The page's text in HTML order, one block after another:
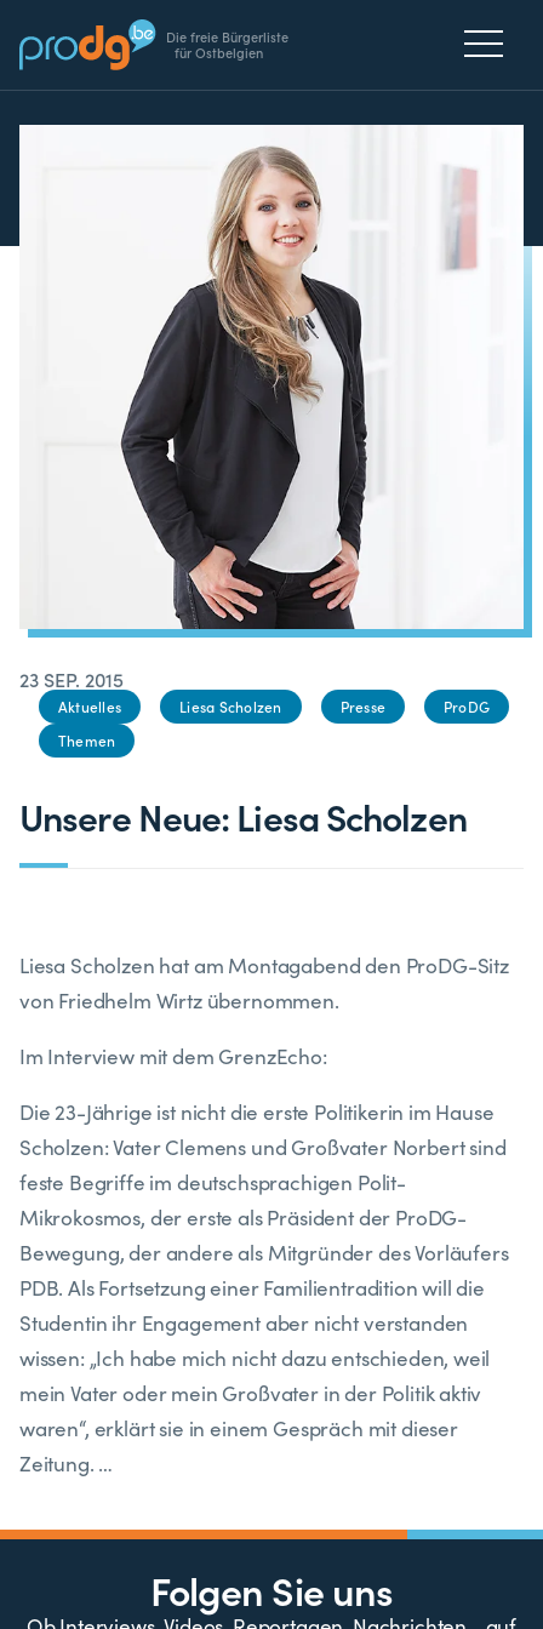
Die freie Bürgerliste
für Ostbelgien
23 SEP. 2015
Aktuelles Liesa Scholzen Presse
ProDG
Themen
Unsere Neue: Liesa Scholzen
Liesa Scholzen hat am Montagabend den ProDG-Sitz
von Friedhelm Wirtz übernommen.
Im Interview mit dem GrenzEcho:
Die 23-Jährige ist nicht die erste Politikerin im Hause
Scholzen: Vater Clemens und Großvater Norbert sind
feste Begriffe im deutschsprachigen Polit-
Mikrokosmos, der erste als Präsident der ProDG-
Bewegung, der andere als Mitgründer des Vorläufers
PDB. Als Fortsetzung einer Familientradition will die
Studentin ihr Engagement aber nicht verstanden
wissen: „Ich habe mich nicht dazu entschieden, weil
mein Vater oder mein Großvater in der Politik aktiv
waren“, erklärt sie in einem Gespräch mit dieser
Zeitung. …
Folgen Sie uns